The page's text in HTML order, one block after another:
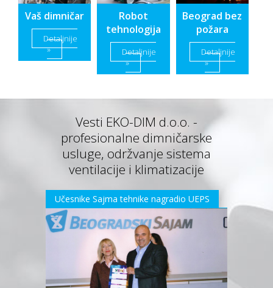
Vaš dimničar
Detaljnije
»
Robot
tehnologija
Detaljnije
»
Beograd bez
požara
Detaljnije
»
Vesti EKO-DIM d.o.o. -
profesionalne dimničarske
usluge, održvanje sistema
ventilacije i klimatizacije
Učesnike Sajma tehnike nagradio UEPS